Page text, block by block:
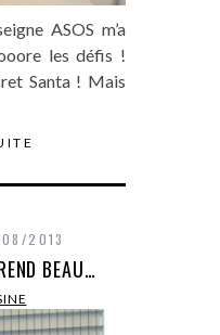
ASOS m’a
les défis !
Santa ! Mais
2013
BEAU…